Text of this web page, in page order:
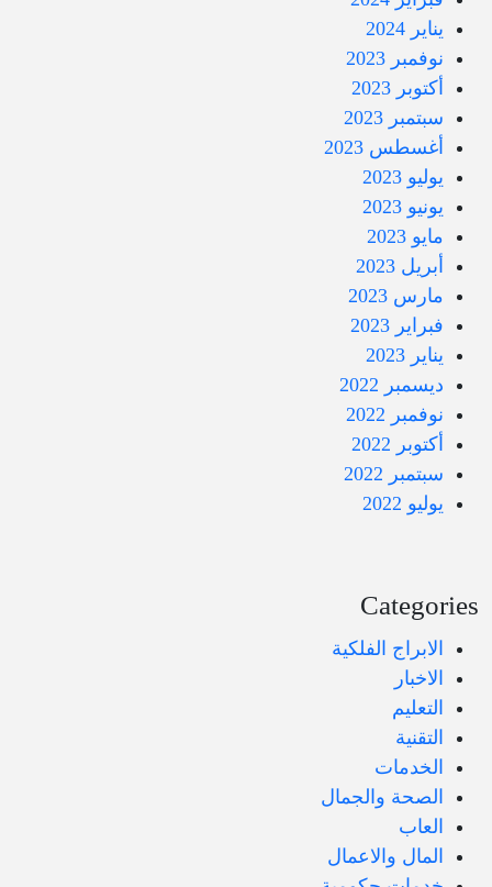
يناير 2024
نوفمبر 2023
أكتوبر 2023
سبتمبر 2023
أغسطس 2023
يوليو 2023
يونيو 2023
مايو 2023
أبريل 2023
مارس 2023
فبراير 2023
يناير 2023
ديسمبر 2022
نوفمبر 2022
أكتوبر 2022
سبتمبر 2022
يوليو 2022
Categories
الابراج الفلكية
الاخبار
التعليم
التقنية
الخدمات
الصحة والجمال
العاب
المال والاعمال